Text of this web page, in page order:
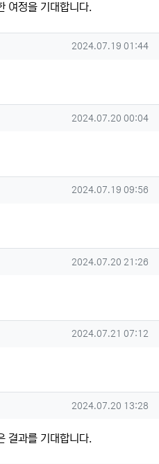
여정을 기대합니다.
작성일
2024.07.19 01:44
작성일
2024.07.20 00:04
작성일
2024.07.19 09:56
작성일
2024.07.20 21:26
작성일
2024.07.21 07:12
글 작성일
2024.07.20 13:28
결과를 기대합니다.